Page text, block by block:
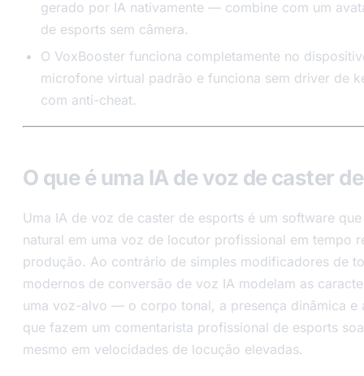
gerado por IA nativamente — combine com um
de esports sem câmera.
O VoxBooster funciona completamente no
microfone virtual padrão e funciona sem driver de
com anti-cheat.
O que é uma IA de voz de caster
Uma IA de voz de caster de esports é um software
natural em uma voz de locutor profissional em tempo
produção. Ao contrário de simples modificadores de
modernos de conversão de voz IA modelam as
uma voz-alvo — o corpo tonal, a presença dinâmica e
que fazem um comentarista profissional de esports
mesmo em velocidades de locução elevadas.